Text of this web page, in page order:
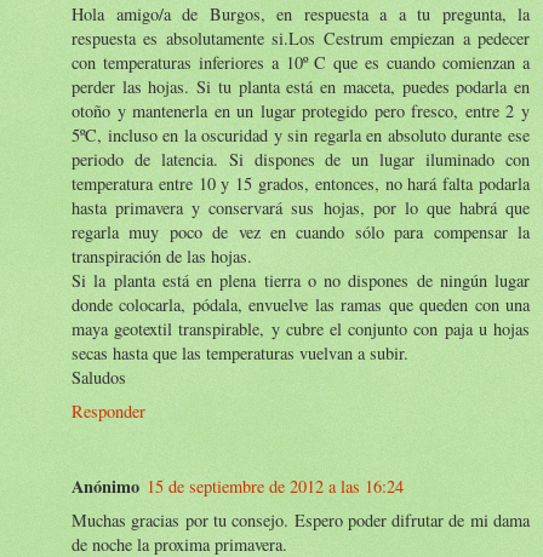
Hola amigo/a de Burgos, en respuesta a a tu pregunta, la
respuesta es absolutamente si.Los Cestrum empiezan a pedecer
con temperaturas inferiores a 10º C que es cuando comienzan a
perder las hojas. Si tu planta está en maceta, puedes podarla en
otoño y mantenerla en un lugar protegido pero fresco, entre 2 y
5ºC, incluso en la oscuridad y sin regarla en absoluto durante ese
periodo de latencia. Si dispones de un lugar iluminado con
temperatura entre 10 y 15 grados, entonces, no hará falta podarla
hasta primavera y conservará sus hojas, por lo que habrá que
regarla muy poco de vez en cuando sólo para compensar la
transpiración de las hojas.
Si la planta está en plena tierra o no dispones de ningún lugar
donde colocarla, pódala, envuelve las ramas que queden con una
maya geotextil transpirable, y cubre el conjunto con paja u hojas
secas hasta que las temperaturas vuelvan a subir.
Saludos
Responder
Anónimo 15 de septiembre de 2012 a las 16:24
Muchas gracias por tu consejo. Espero poder difrutar de mi dama
de noche la proxima primavera.